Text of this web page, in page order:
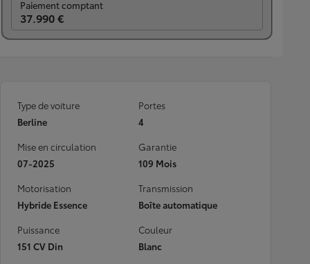
Paiement comptant
37.990 €
Type de voiture
Berline
Portes
4
Mise en circulation
07-2025
Garantie
109 Mois
Motorisation
Hybride Essence
Transmission
Boîte automatique
Puissance
151 CV Din
Couleur
Blanc